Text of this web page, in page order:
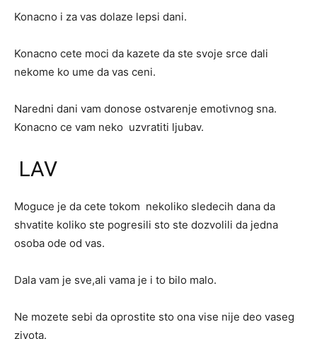
Konacno i za vas dolaze lepsi dani.
Konacno cete moci da kazete da ste svoje srce dali
nekome ko ume da vas ceni.
Naredni dani vam donose ostvarenje emotivnog sna.
Konacno ce vam neko uzvratiti ljubav.
LAV
Moguce je da cete tokom nekoliko sledecih dana da
shvatite koliko ste pogresili sto ste dozvolili da jedna
osoba ode od vas.
Dala vam je sve,ali vama je i to bilo malo.
Ne mozete sebi da oprostite sto ona vise nije deo vaseg
zivota.